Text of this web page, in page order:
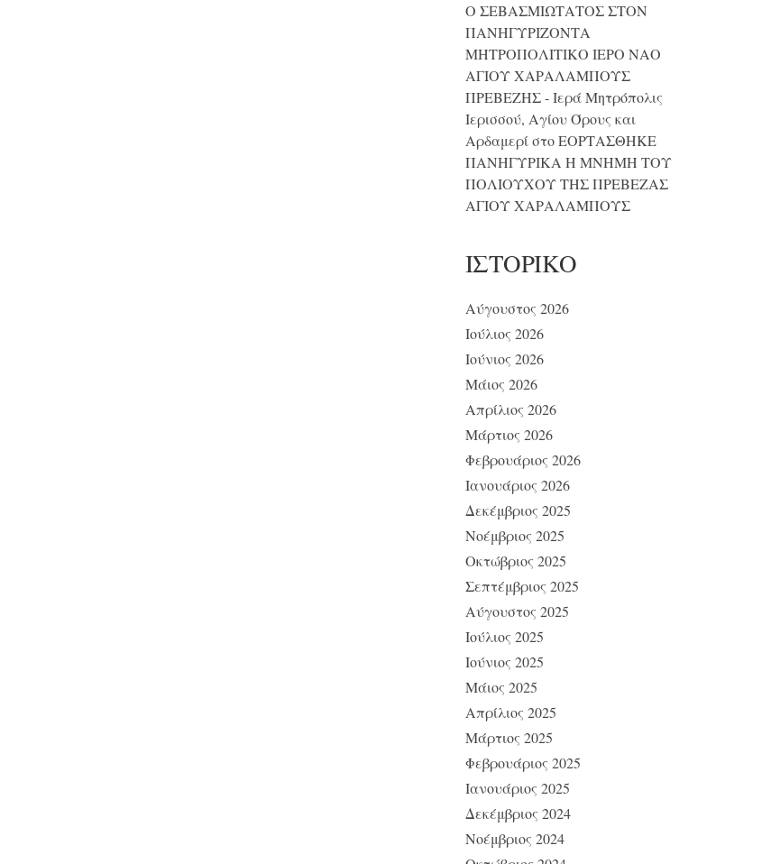
Ο ΣΕΒΑΣΜΙΩΤΑΤΟΣ ΣΤΟΝ
ΠΑΝΗΓΥΡΙΖΟΝΤΑ
ΜΗΤΡΟΠΟΛΙΤΙΚΟ ΙΕΡΟ ΝΑΟ
ΑΓΙΟΥ ΧΑΡΑΛΑΜΠΟΥΣ
ΠΡΕΒΕΖΗΣ - Ιερά Μητρόπολις
Ιερισσού, Αγίου Όρους και
ΑρδαμερίστοΕΟΡΤΑΣΘΗΚΕ
ΠΑΝΗΓΥΡΙΚΑ Η ΜΝΗΜΗ ΤΟΥ
ΠΟΛΙΟΥΧΟΥ ΤΗΣ ΠΡΕΒΕΖΑΣ
ΑΓΙΟΥ ΧΑΡΑΛΑΜΠΟΥΣ
ΙΣΤΟΡΙΚΌ
Αύγουστος 2026
Ιούλιος 2026
Ιούνιος 2026
Μάιος 2026
Απρίλιος 2026
Μάρτιος 2026
Φεβρουάριος 2026
Ιανουάριος 2026
Δεκέμβριος 2025
Νοέμβριος 2025
Οκτώβριος 2025
Σεπτέμβριος 2025
Αύγουστος 2025
Ιούλιος 2025
Ιούνιος 2025
Μάιος 2025
Απρίλιος 2025
Μάρτιος 2025
Φεβρουάριος 2025
Ιανουάριος 2025
Δεκέμβριος 2024
Νοέμβριος 2024